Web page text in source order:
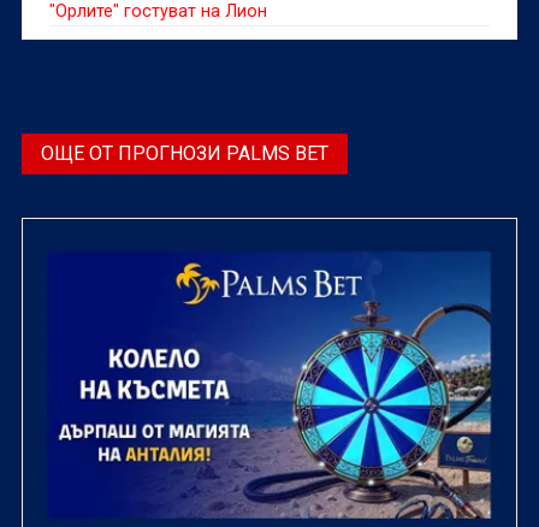
"Орлите" гостуват на Лион
ОЩЕ ОТ ПРОГНОЗИ PALMS BET